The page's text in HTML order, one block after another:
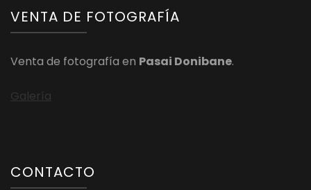
VENTA DE FOTOGRAFÍA
Venta de fotografía en Pasai Donibane.
Galería
CONTACTO